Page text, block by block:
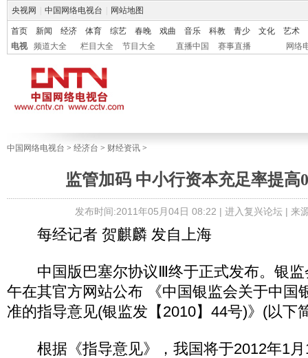
央视网 中国网络电视台 网站地图
首页 新闻 经济 体育 综艺 春晚 戏曲 音乐 科教 青少 文化
艺术
电视
频道大全 栏目大全 节目大全 直播中国 赛事直播 网络
中国网络电视台 > 经济台 > 财经资讯 >
监管加码 中小行资本充足率提高
发布时间:2011年05月04日 08:22 | 进入复兴论坛| 来
每经记者 贺麒麟 发自上海
中国版巴塞尔协议Ⅲ终于正式发布。银监
午在其官方网站公布 《中国银监会关于中国
准的指导意见(银监发【2010】44号)》(以下
根据《指导意见》，我国将于2012年1月